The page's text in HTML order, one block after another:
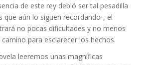
de este rey debió ser tal pesadilla
que aún lo siguen recordando-, el
no pocas dificultades y no menos
para esclarecer los hechos.
leeremos unas magníficas